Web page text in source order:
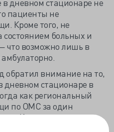
пациенты не
Кроме того, не
состоянием больных и
что возможно лишь в
обратил внимание на то,
стационаре в
как региональный
по ОМС за один
в Красноярском крае
дней.